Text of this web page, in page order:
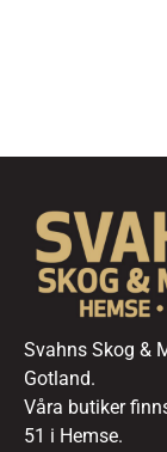
Svahns Skog &
Gotland.
Våra butiker
51 i Hemse.